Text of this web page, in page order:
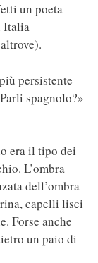
un poeta
Italia
persistente
spagnolo?»
era il tipo dei
L’ombra
dell’ombra
capelli lisci
Forse anche
un paio di